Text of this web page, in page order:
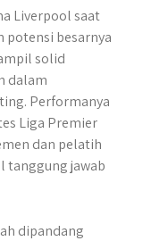
Liverpool saat
potensi besarnya
solid
dalam
Performanya
Liga Premier
dan pelatih
tanggung jawab
dipandang